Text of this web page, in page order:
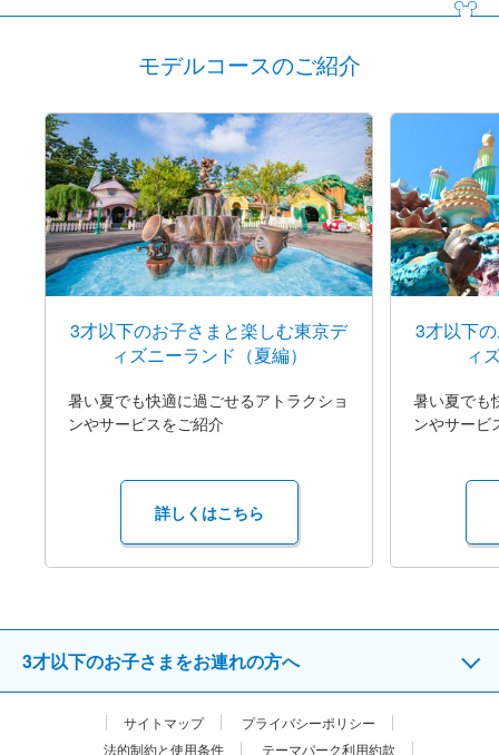
モデルコースのご紹介
3才以下のお子さまと楽しむ東京デ
ィズニーランド（夏編）
暑い夏でも快適に過ごせるアトラクショ
ンやサービスをご紹介
詳しくはこちら
3才以下
ィ
暑い夏でも
ンやサービ
3才以下のお子さまをお連れの方へ
サイトマップ
プライバシーポリシー
法的制約と使用条件
テーマパーク利用約款